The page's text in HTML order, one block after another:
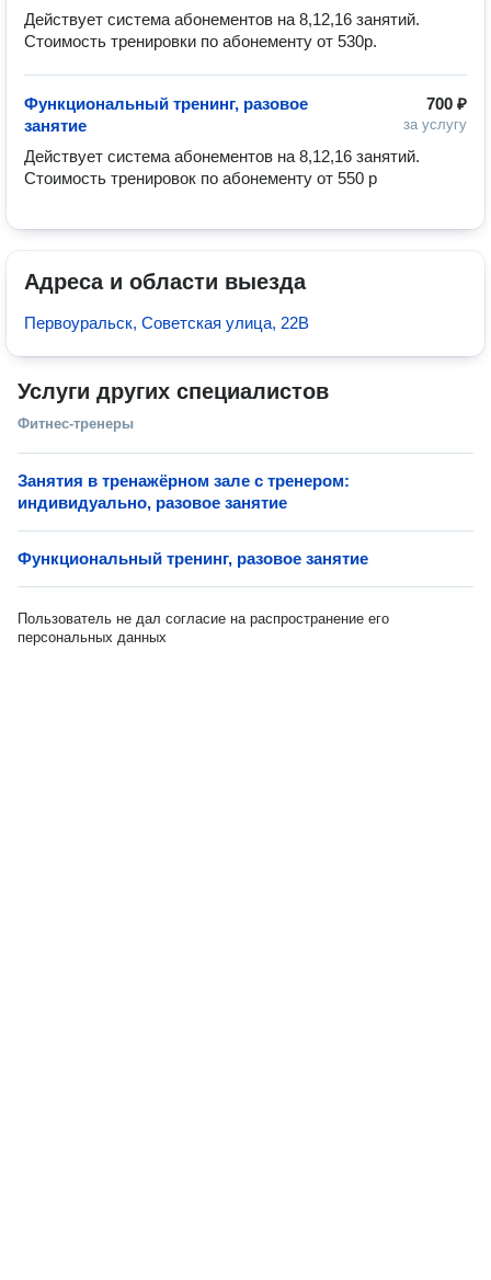
Действует система абонементов на 8,12,16 занятий.
Стоимость тренировки по абонементу от 530р.
700 ₽
за услугу
Функциональный тренинг, разовое
занятие
Действует система абонементов на 8,12,16 занятий.
Стоимость тренировок по абонементу от 550 р
Адреса и области выезда
Первоуральск, Советская улица, 22В
Услуги других специалистов
Фитнес-тренеры
Занятия в тренажёрном зале с тренером:
индивидуально, разовое занятие
Функциональный тренинг, разовое занятие
Пользователь не дал согласие на распространение его
персональных данных